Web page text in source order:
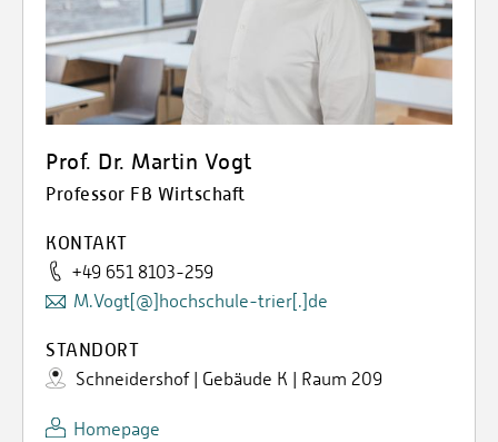
Prof. Dr. Martin Vogt
Professor FB Wirtschaft
KONTAKT
+49 651 8103-259
M.Vogt[@]hochschule-trier[.]de
STANDORT
Schneidershof | Gebäude K | Raum 209
Homepage